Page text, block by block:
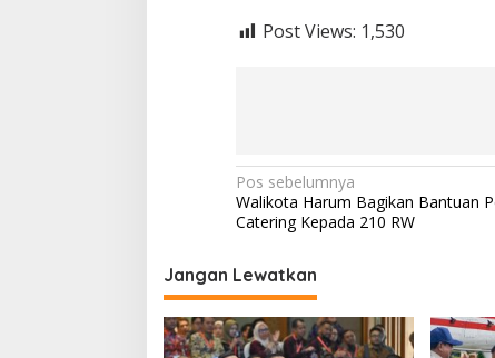
Post Views: 1,530
Navigasi
pos
Pos sebelumnya
Walikota Harum Bagikan Bantuan
Catering Kepada 210 RW
Jangan Lewatkan